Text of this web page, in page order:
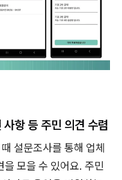
항 등 주민 의견 수렴
설문조사를 통해 업체
을 모을 수 있어요. 주민